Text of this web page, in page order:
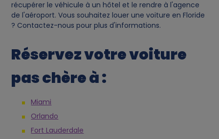
récupérer le véhicule à un hôtel et le rendre à l'agence
de l'aéroport. Vous souhaitez louer une voiture en Floride
? Contactez-nous pour plus d'informations.
Réservez votre voiture
pas chère à :
Miami
Orlando
Fort Lauderdale